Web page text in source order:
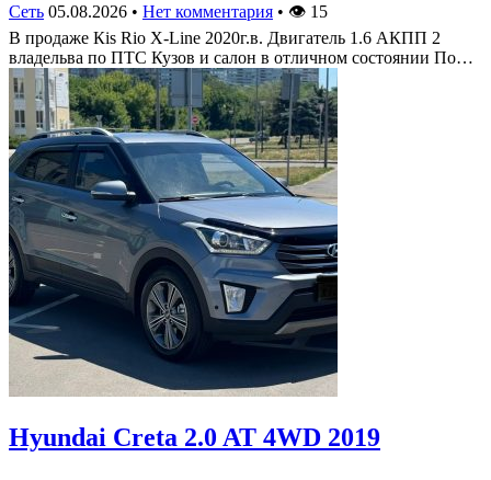
Сеть 05.08.2026 • Нет комментария • 👁 15
В продаже Кis Rio X-Line 2020г.в. Двигатель 1.6 АКПП 2
владельва по ПТС Кузов и салон в отличном состоянии По…
Hyundai Creta 2.0 AT 4WD 2019